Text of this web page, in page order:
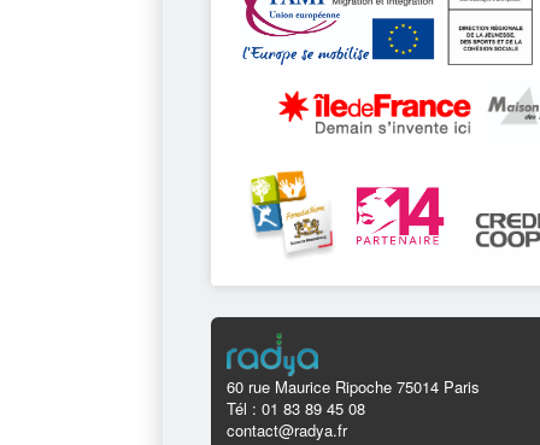
60 rue Maurice Ripoche 75014 Paris
Tél : 01 83 89 45 08
contact@radya.fr